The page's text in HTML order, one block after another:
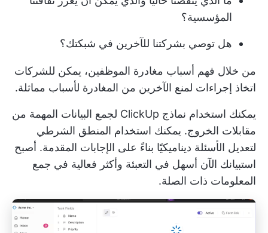
المؤسسية؟
هل توصي بشركتنا للآخرين في شبكتك؟
من خلال فهم أسباب مغادرة الموظفين، يمكن للشركات
اتخاذ إجراءات لمنع الآخرين من المغادرة لأسباب مماثلة.
يمكنك استخدام نماذج ClickUp
لجمع البيانات المهمة من
مقابلات الخروج. يمكنك استخدام المنطق الشرطي
لتعديل الأسئلة ديناميكيًا بناءً على الإجابات المقدمة. أصبح
استبيانك الآن أسهل في التعبئة وأكثر فعالية في جمع
المعلومات ذات الصلة.